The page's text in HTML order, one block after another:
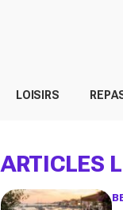
LOISIRS
ARTICLES